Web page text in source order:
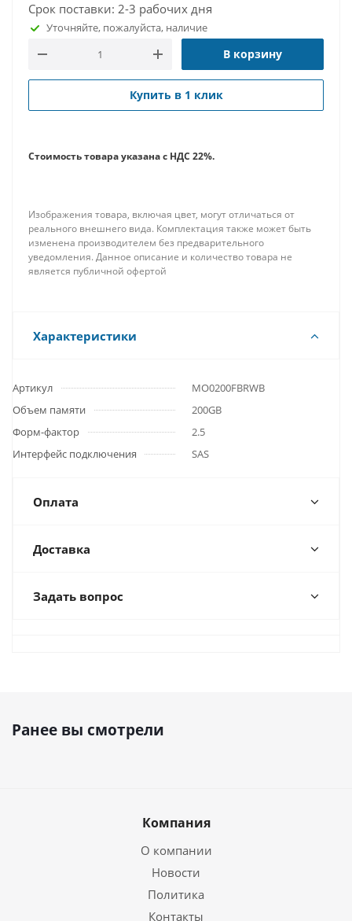
Срок поставки: 2-3 рабочих дня
Уточняйте, пожалуйста, наличие
В корзину
Купить в 1 клик
Стоимость товара указана с НДС 22%.
Изображения товара, включая цвет, могут отличаться от
реального внешнего вида. Комплектация также может быть
изменена производителем без предварительного
уведомления. Данное описание и количество товара не
является публичной офертой
Характеристики
Артикул
MO0200FBRWB
Объем памяти
200GB
Форм-фактор
2.5
Интерфейс подключения
SAS
Оплата
Доставка
Задать вопрос
Ранее вы смотрели
Компания
О компании
Новости
Политика
Контакты